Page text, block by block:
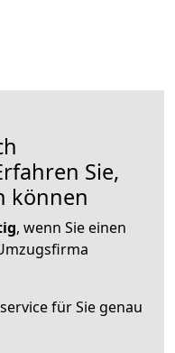
Sie,
können
, wenn Sie einen
für Sie genau